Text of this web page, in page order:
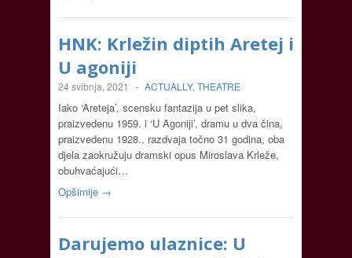
HNK: Krležin diptih Aretej i
U agoniji
24 svibnja, 2021 - ACTUALLY, THEATRE
Iako ‘Areteja’, scensku fantazija u pet slika,
praizvedenu 1959. i ‘U Agoniji’, dramu u dva čina,
praizvedenu 1928., razdvaja točno 31 godina, oba
djela zaokružuju dramski opus Miroslava Krleže,
obuhvaćajući…
Opširnije →
Darujemo ulaznice: U